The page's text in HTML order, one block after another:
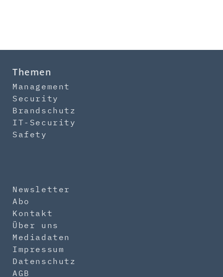
Themen
Management
Security
Brandschutz
IT-Security
Safety
Newsletter
Abo
Kontakt
Über uns
Mediadaten
Impressum
Datenschutz
AGB